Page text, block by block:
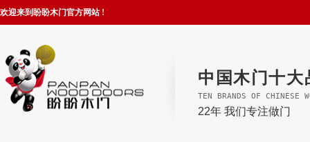
欢迎来到盼盼木门官方网站 !
中国木门十大
TEN BRANDS OF CHINESE
22年 我们专注做门